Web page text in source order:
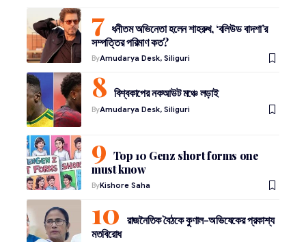
ধনীতম অভিনেতা হলেন শাহরুখ, ‘বলিউড বাদশা’র
সম্পত্তির পরিমাণ কত?
ByAmudarya Desk, Siliguri
বিশ্বকাপের নকআউট মঞ্চে লড়াই
ByAmudarya Desk, Siliguri
Top 10 Genz short forms one
must know
ByKishore Saha
রাজনৈতিক বৈঠকে কুণাল-অভিষেকের প্রকাশ্য
মতবিরোধ